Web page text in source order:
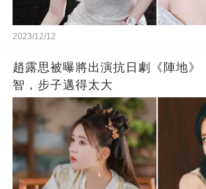
2023/12/12
趙露思被曝將出演抗日劇《陣地》
智，步子邁得太大